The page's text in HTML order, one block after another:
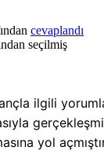
cevaplandı
seçilmiş
ilgili
yol